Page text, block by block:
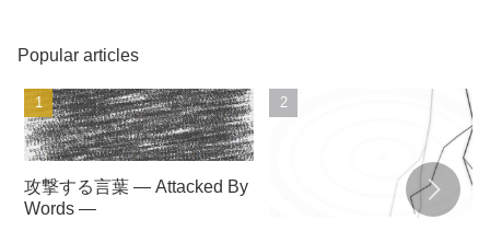
Popular articles
攻撃する言葉 — Attacked By
Words —